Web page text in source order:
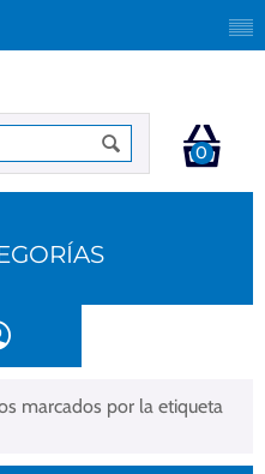
0
marcados por la etiqueta